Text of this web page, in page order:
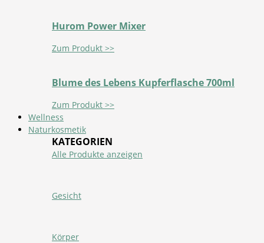
Hurom Power Mixer
Zum Produkt >>
Blume des Lebens Kupferflasche 700ml
Zum Produkt >>
Wellness
Naturkosmetik
KATEGORIEN
Alle Produkte anzeigen
Gesicht
Körper